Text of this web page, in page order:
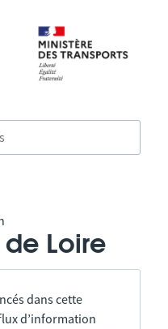
de Loire
dans cette
d’information